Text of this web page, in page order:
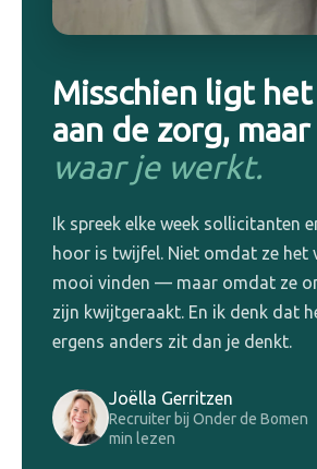
Misschien ligt
aan de zorg, maar
waar je werkt.
Ik spreek elke week sollicitanten
hoor is twijfel. Niet omdat ze het
mooi vinden — maar omdat ze
zijn kwijtgeraakt. En ik denk dat
ergens anders zit dan je denkt.
Joëlla Gerritzen
Recruiter bij Onder de Bomen
min lezen